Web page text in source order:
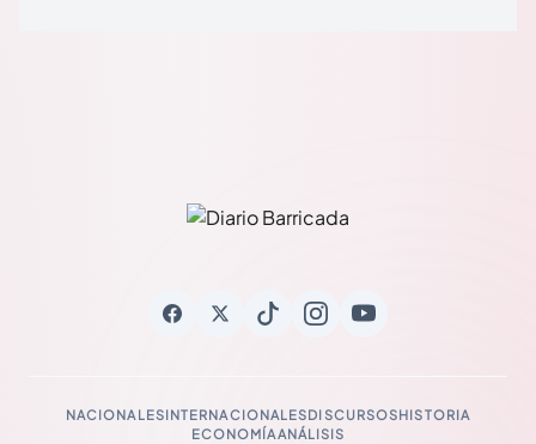
NACIONALESINTERNACIONALESDISCURSOSHISTORIA
ECONOMÍAANÁLISIS